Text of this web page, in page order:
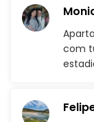
com